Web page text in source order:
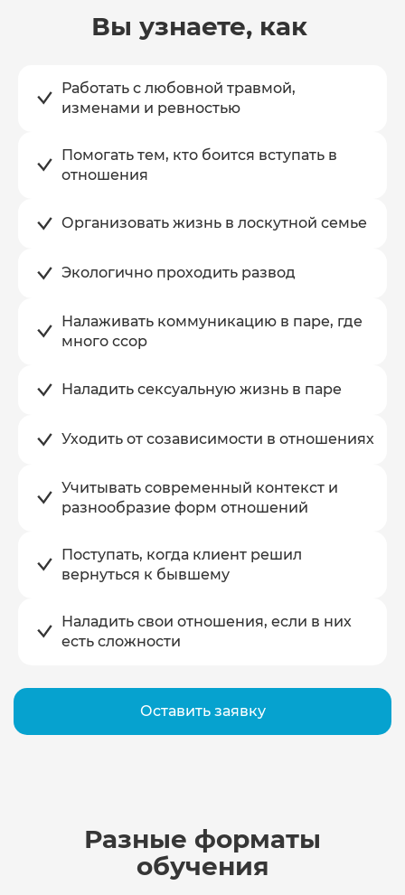
Вы узнаете, как
Работать с любовной травмой,
изменами и ревностью
Помогать тем, кто боится вступать в
отношения
Организовать жизнь в лоскутной семье
Экологично проходить развод
Налаживать коммуникацию в паре, где
много ссор
Наладить сексуальную жизнь в паре
Уходить от созависимости в отношениях
Учитывать современный контекст и
разнообразие форм отношений
Поступать, когда клиент решил
вернуться к бывшему
Наладить свои отношения, если в них
есть сложности
Оставить заявку
Разные форматы
обучения